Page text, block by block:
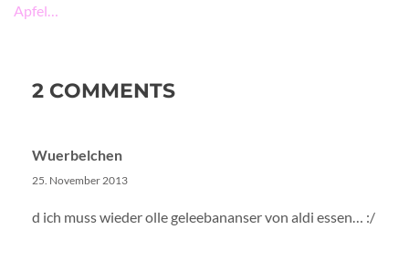
Apfel…
2 COMMENTS
Wuerbelchen
25. November 2013
d ich muss wieder olle geleebananser von aldi essen… :/